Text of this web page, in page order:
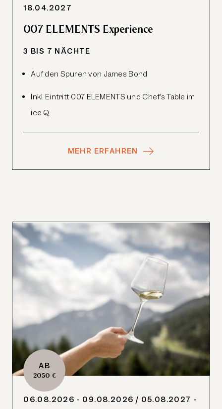
18.04.2027
007 ELEMENTS Experience
3 BIS 7 NÄCHTE
Auf den Spuren von James Bond
Inkl. Eintritt 007 ELEMENTS und Chef’s Table im
ice Q
MEHR ERFAHREN
AB
2050 €
06.08.2026 - 09.08.2026 / 05.08.2027 -